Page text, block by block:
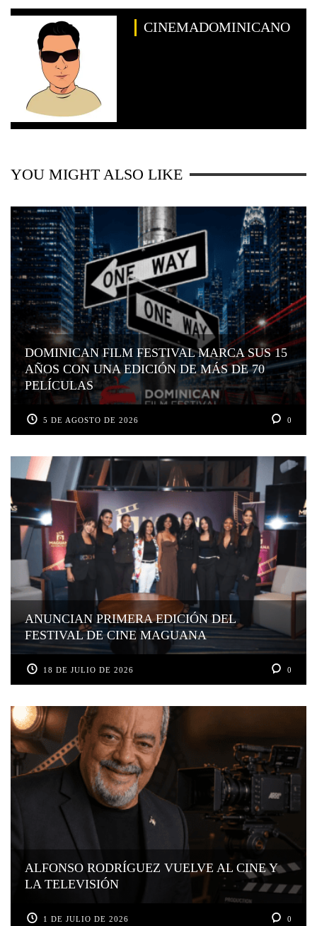
CINEMADOMINICANO
YOU MIGHT ALSO LIKE
DOMINICAN FILM FESTIVAL MARCA SUS 15
AÑOS CON UNA EDICIÓN DE MÁS DE 70
PELÍCULAS
5 DE AGOSTO DE 2026 0
ANUNCIAN PRIMERA EDICIÓN DEL
FESTIVAL DE CINE MAGUANA
18 DE JULIO DE 2026 0
ALFONSO RODRÍGUEZ VUELVE AL CINE Y
LA TELEVISIÓN
1 DE JULIO DE 2026 0